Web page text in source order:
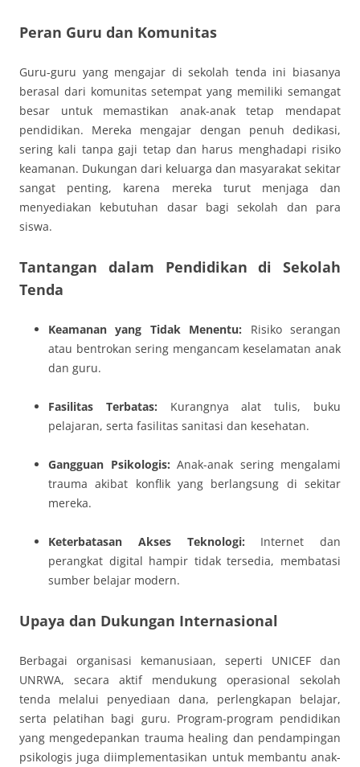
Peran Guru dan Komunitas
Guru-guru yang mengajar di sekolah tenda ini biasanya
berasal dari komunitas setempat yang memiliki semangat
besar untuk memastikan anak-anak tetap mendapat
pendidikan. Mereka mengajar dengan penuh dedikasi,
sering kali tanpa gaji tetap dan harus menghadapi risiko
keamanan. Dukungan dari keluarga dan masyarakat sekitar
sangat penting, karena mereka turut menjaga dan
menyediakan kebutuhan dasar bagi sekolah dan para
siswa.
Tantangan dalam Pendidikan di Sekolah
Tenda
Keamanan yang Tidak Menentu: Risiko serangan
atau bentrokan sering mengancam keselamatan anak
dan guru.
Fasilitas Terbatas: Kurangnya alat tulis, buku
pelajaran, serta fasilitas sanitasi dan kesehatan.
Gangguan Psikologis: Anak-anak sering mengalami
trauma akibat konflik yang berlangsung di sekitar
mereka.
Keterbatasan Akses Teknologi: Internet dan
perangkat digital hampir tidak tersedia, membatasi
sumber belajar modern.
Upaya dan Dukungan Internasional
Berbagai organisasi kemanusiaan, seperti UNICEF dan
UNRWA, secara aktif mendukung operasional sekolah
tenda melalui penyediaan dana, perlengkapan belajar,
serta pelatihan bagi guru. Program-program pendidikan
yang mengedepankan trauma healing dan pendampingan
psikologis juga diimplementasikan untuk membantu anak-